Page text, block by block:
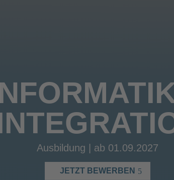
Ausbildung | ab 01.09.2027
JETZT BEWERBEN